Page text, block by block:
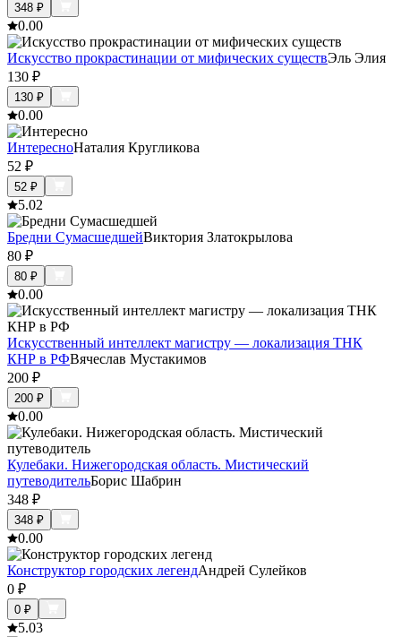
348 ₽
0.00
Искусство прокрастинации от мифических существЭль Элия
130 ₽
130 ₽
0.00
ИнтересноНаталия Кругликова
52 ₽
52 ₽
5.02
Бредни СумасшедшейВиктория Златокрылова
80 ₽
80 ₽
0.00
Искусственный интеллект магистру — локализация ТНК
КНР в РФВячеслав Мустакимов
200 ₽
200 ₽
0.00
Кулебаки. Нижегородская область. Мистический
путеводительБорис Шабрин
348 ₽
348 ₽
0.00
Конструктор городских легендАндрей Сулейков
0 ₽
0 ₽
5.03